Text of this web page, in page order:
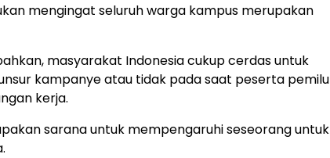
mengingat seluruh warga kampus merupakan
masyarakat Indonesia cukup cerdas untuk
kampanye atau tidak pada saat peserta pemilu
kerja.
sarana untuk mempengaruhi seseorang untuk